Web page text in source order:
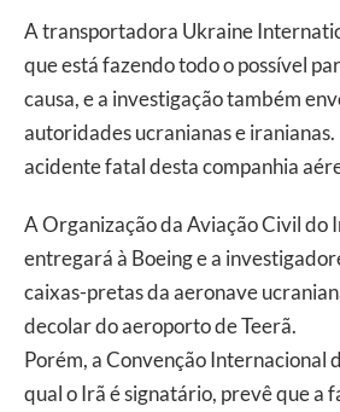
A transportadora Ukraine
que está fazendo todo o possível
causa, e a investigação também
autoridades ucranianas e
acidente fatal desta companhia
A Organização da Aviação Civil do
entregará à Boeing e a
caixas-pretas da aeronave
decolar do aeroporto de Teerã.
Porém, a Convenção Internacional
qual o Irã é signatário, prevê que a